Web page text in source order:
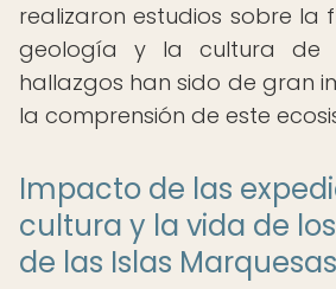
realizaron estudios sobre la
geología y la cultura de
hallazgos han sido de gran
la comprensión de este
Impacto de las
cultura y la vida de
de las Islas Marquesas